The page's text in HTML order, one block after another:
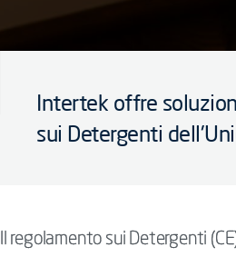
Intertek offre
sui Detergenti
Il regolamento sui Detergenti